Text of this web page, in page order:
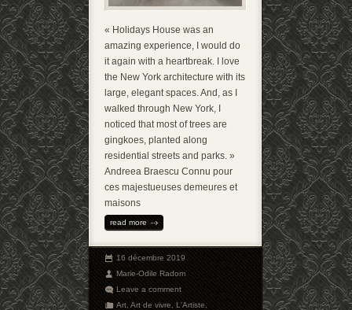
« Holidays House was an
amazing experience, I would do
it again with a heartbreak. I love
the New York architecture with its
large, elegant spaces. And, as I
walked through New York, I
noticed that most of trees are
gingkoes, planted along
residential streets and parks. »
Andreea Braescu Connu pour
ces majestueuses demeures et
maisons
read more
16 décembre 2019
Marie-Odile Radom
Leave a comment
Art,Art de vivre,L'Artiste,